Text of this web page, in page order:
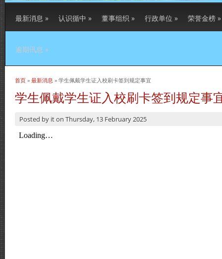
最新消息 » 认识循中 » 董事组织 » 行政单位 » 荣誉金榜 »
逾期讯息 »
当前位置
首页 » 最新消息 » 学生佩戴学生证入校刷卡签到规定事宜
学生佩戴学生证入校刷卡签到规定事
Posted by iton Thursday, 13 February 2025